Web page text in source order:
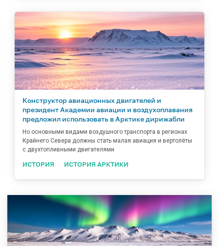
Конструктор авиационных двигателей и
президент Академии авиации и воздухоплавания
предложил использовать в Арктике дирижабли
Но основными видами воздушного транспорта в регионах
Крайнего Севера должны стать малая авиация и вертолёты
с двухтопливными двигателями
ИСТОРИЯ ИСТОРИЯ АРКТИКИ